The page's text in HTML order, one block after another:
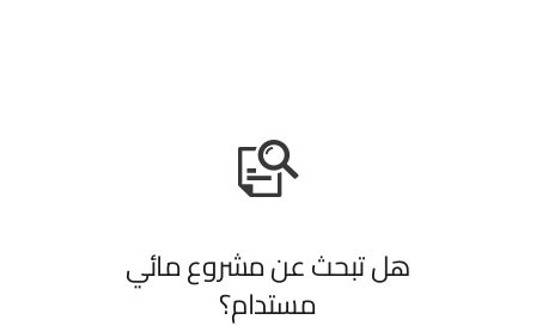
هل تبحث عن مشروع مائي
مستدام؟